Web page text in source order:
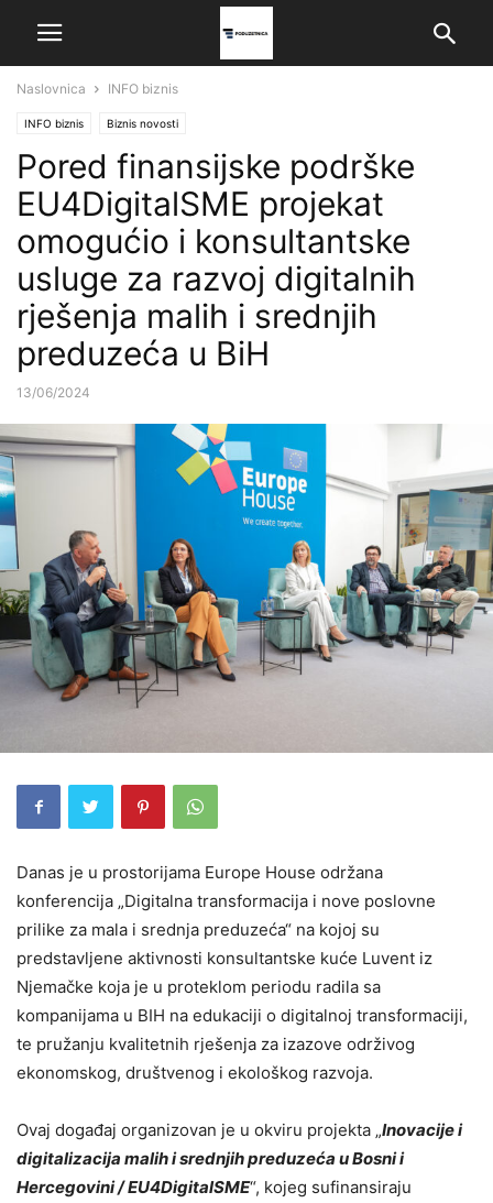
Naslovnica INFO biznis
INFO biznis Biznis novosti
Pored finansijske podrške
EU4DigitalSME projekat
omogućio i konsultantske
usluge za razvoj digitalnih
rješenja malih i srednjih
preduzeća u BiH
13/06/2024
Danas je u prostorijama Europe House održana
konferencija „Digitalna transformacija i nove poslovne
prilike za mala i srednja preduzeća“ na kojoj su
predstavljene aktivnosti konsultantske kuće Luvent iz
Njemačke koja je u proteklom periodu radila sa
kompanijama u BIH na edukaciji o digitalnoj transformaciji,
te pružanju kvalitetnih rješenja za izazove održivog
ekonomskog, društvenog i ekološkog razvoja.
Ovaj događaj organizovan je u okviru projekta „Inovacije i
digitalizacija malih i srednjih preduzeća u Bosni i
Hercegovini / EU4DigitalSME“, kojeg sufinansiraju